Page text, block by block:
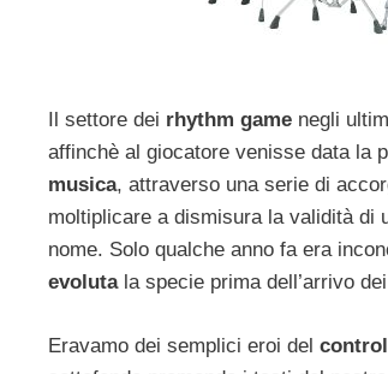
Il settore dei rhythm game negli
affinchè al giocatore venisse data la
musica, attraverso una serie di
moltiplicare a dismisura la validità di
nome. Solo qualche anno fa era
evolutala specie prima dell’arrivo
Eravamo dei semplici eroi del